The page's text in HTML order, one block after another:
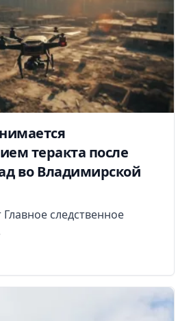
теракта после
во Владимирской
следственное